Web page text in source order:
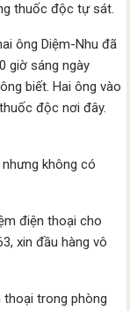
thuốc độc tự sát.
ông Diệm-Nhu đã
giờ sáng ngày
biết. Hai ông vào
độc nơi đây.
không có
điện thoại cho
xin đầu hàng vô
thoại trong phòng